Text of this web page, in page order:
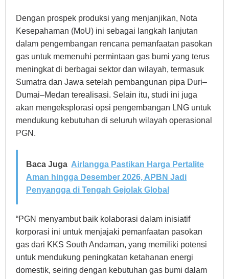
Dengan prospek produksi yang menjanjikan, Nota
Kesepahaman (MoU) ini sebagai langkah lanjutan
dalam pengembangan rencana pemanfaatan pasokan
gas untuk memenuhi permintaan gas bumi yang terus
meningkat di berbagai sektor dan wilayah, termasuk
Sumatra dan Jawa setelah pembangunan pipa Duri–
Dumai–Medan terealisasi. Selain itu, studi ini juga
akan mengeksplorasi opsi pengembangan LNG untuk
mendukung kebutuhan di seluruh wilayah operasional
PGN.
Baca Juga Airlangga Pastikan Harga Pertalite
Aman hingga Desember 2026, APBN Jadi
Penyangga di Tengah Gejolak Global
“PGN menyambut baik kolaborasi dalam inisiatif
korporasi ini untuk menjajaki pemanfaatan pasokan
gas dari KKS South Andaman, yang memiliki potensi
untuk mendukung peningkatan ketahanan energi
domestik, seiring dengan kebutuhan gas bumi dalam